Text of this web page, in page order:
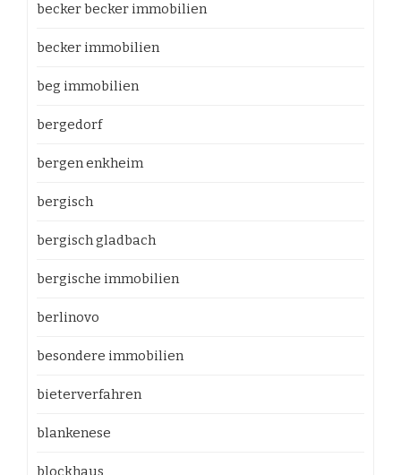
becker becker immobilien
becker immobilien
beg immobilien
bergedorf
bergen enkheim
bergisch
bergisch gladbach
bergische immobilien
berlinovo
besondere immobilien
bieterverfahren
blankenese
blockhaus